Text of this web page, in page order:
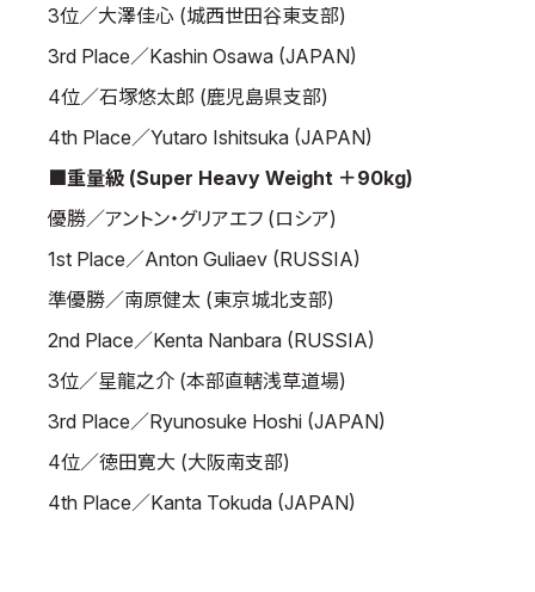
3位／大澤佳心 (城西世田谷東支部)
3rd Place／Kashin Osawa (JAPAN)
4位／石塚悠太郎 (鹿児島県支部)
4th Place／Yutaro Ishitsuka (JAPAN)
■重量級 (Super Heavy Weight ＋90kg)
優勝／アントン・グリアエフ (ロシア)
1st Place／Anton Guliaev (RUSSIA)
準優勝／南原健太 (東京城北支部)
2nd Place／Kenta Nanbara (RUSSIA)
3位／星龍之介 (本部直轄浅草道場)
3rd Place／Ryunosuke Hoshi (JAPAN)
4位／徳田寛大 (大阪南支部)
4th Place／Kanta Tokuda (JAPAN)